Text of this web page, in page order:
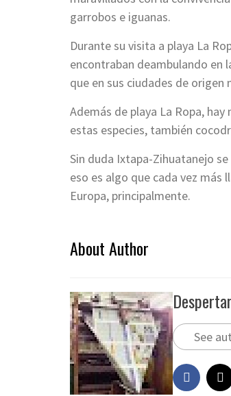
garrobos e iguanas.
Durante su visita a playa La
encontraban deambulando en
que en sus ciudades de origen
Además de playa La Ropa,
estas especies, también
Sin duda Ixtapa-Zihuatanejo
eso es algo que cada vez más
Europa, principalmente.
About Author
See